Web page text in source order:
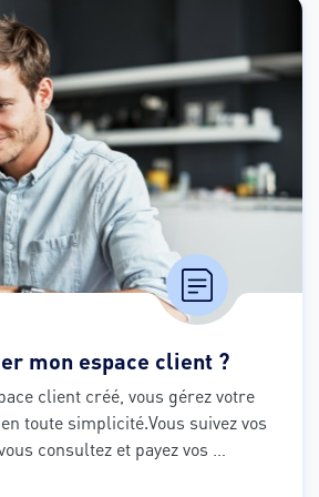
mon espace client ?
client créé, vous gérez votre
toute simplicité.Vous suivez vos
consultez et payez vos